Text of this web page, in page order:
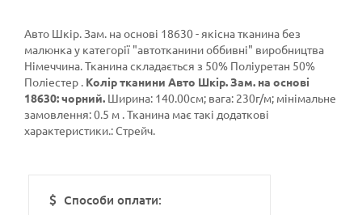
Авто Шкір. Зам. на основі 18630 - якісна тканина без
малюнка у категорії "автотканини оббивні" виробництва
Німеччина. Тканина складається з 50% Поліуретан 50%
Поліестер . Колір тканини Авто Шкір. Зам. на основі
18630: чорний. Ширина: 140.00см; вага: 230г/м; мінімальне
замовлення: 0.5 м . Тканина має такі додаткові
характеристики.: Стрейч.
Способи оплати: